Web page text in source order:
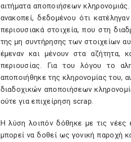
αιτήματα αποποιήσεων
ανακοπεί, δεδομένου ότι
περιουσιακά στοιχεία, που στη
της μη συντήρησης των στοιχείων
έμεναν και μένουν στα αζήτητα,
περιουσίας. Για του λόγου το
αποποιήθηκε της κληρονομίας του,
διαδοχικών αποποιήσεων
ούτε για επιχείρηση scrap.
Η λύση λοιπόν δόθηκε με τις
μπορεί να δοθεί ως γονική παροχή